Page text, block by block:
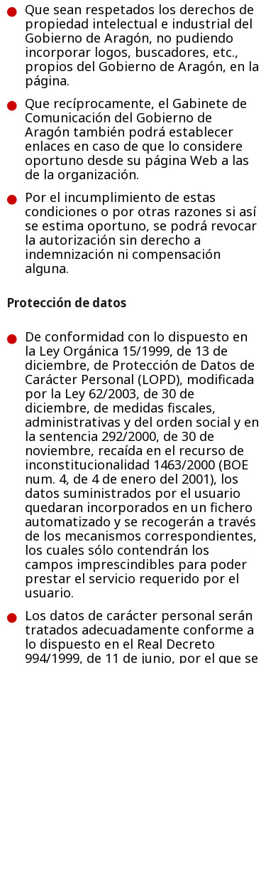
Que sean respetados los derechos de
propiedad intelectual e industrial del
Gobierno de Aragón, no pudiendo
incorporar logos, buscadores, etc.,
propios del Gobierno de Aragón, en la
página.
Que recíprocamente, el Gabinete de
Comunicación del Gobierno de
Aragón también podrá establecer
enlaces en caso de que lo considere
oportuno desde su página Web a las
de la organización.
Por el incumplimiento de estas
condiciones o por otras razones si así
se estima oportuno, se podrá revocar
la autorización sin derecho a
indemnización ni compensación
alguna.
Protección de datos
De conformidad con lo dispuesto en
la Ley Orgánica 15/1999, de 13 de
diciembre, de Protección de Datos de
Carácter Personal (LOPD), modificada
por la Ley 62/2003, de 30 de
diciembre, de medidas fiscales,
administrativas y del orden social y en
la sentencia 292/2000, de 30 de
noviembre, recaída en el recurso de
inconstitucionalidad 1463/2000 (BOE
num. 4, de 4 de enero del 2001), los
datos suministrados por el usuario
quedaran incorporados en un fichero
automatizado y se recogerán a través
de los mecanismos correspondientes,
los cuales sólo contendrán los
campos imprescindibles para poder
prestar el servicio requerido por el
usuario.
Los datos de carácter personal serán
tratados adecuadamente conforme a
lo dispuesto en el Real Decreto
994/1999, de 11 de junio, por el que se